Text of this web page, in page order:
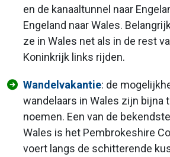
en de kanaaltunnel naar
Engeland naar Wales.
ze in Wales net als in de rest
Koninkrijk links rijden.
Wandelvakantie: de
wandelaars in Wales zijn bijna
noemen. Een van de
Wales is het Pembrokeshire
voert langs de schitterende